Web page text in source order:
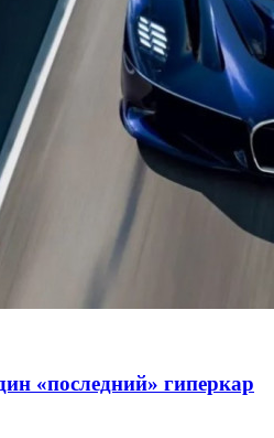
«последний» гиперкар